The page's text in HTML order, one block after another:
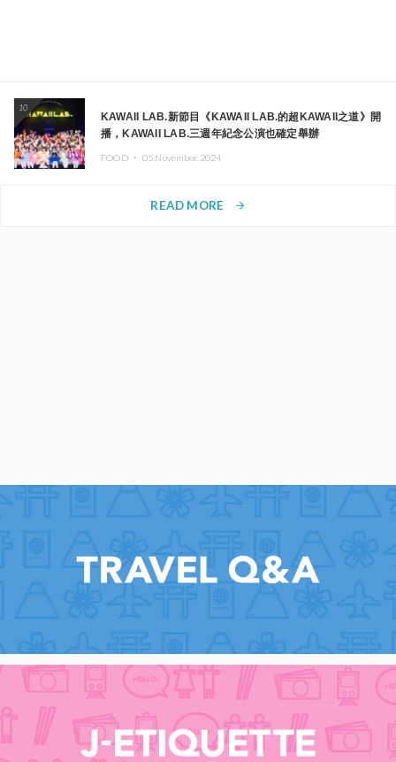
10
KAWAII LAB.新節目《KAWAII LAB.的超KAWAII之道》開
播，KAWAII LAB.三週年紀念公演也確定舉辦
FOOD ・ 05.November.2024
READ MORE arrow_forward